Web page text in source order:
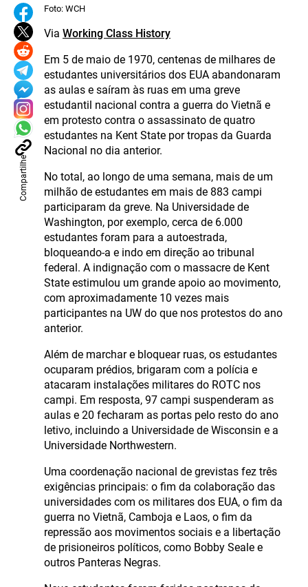
Compartilhe
Foto: WCH
Via Working Class History
Em 5 de maio de 1970, centenas de milhares de
estudantes universitários dos EUA abandonaram
as aulas e saíram às ruas em uma greve
estudantil nacional contra a guerra do Vietnã e
em protesto contra o assassinato de quatro
estudantes na Kent State por tropas da Guarda
Nacional no dia anterior.
No total, ao longo de uma semana, mais de um
milhão de estudantes em mais de 883 campi
participaram da greve. Na Universidade de
Washington, por exemplo, cerca de 6.000
estudantes foram para a autoestrada,
bloqueando-a e indo em direção ao tribunal
federal. A indignação com o massacre de Kent
State estimulou um grande apoio ao movimento,
com aproximadamente 10 vezes mais
participantes na UW do que nos protestos do ano
anterior.
Além de marchar e bloquear ruas, os estudantes
ocuparam prédios, brigaram com a polícia e
atacaram instalações militares do ROTC nos
campi. Em resposta, 97 campi suspenderam as
aulas e 20 fecharam as portas pelo resto do ano
letivo, incluindo a Universidade de Wisconsin e a
Universidade Northwestern.
Uma coordenação nacional de grevistas fez três
exigências principais: o fim da colaboração das
universidades com os militares dos EUA, o fim da
guerra no Vietnã, Camboja e Laos, o fim da
repressão aos movimentos sociais e a libertação
de prisioneiros políticos, como Bobby Seale e
outros Panteras Negras.